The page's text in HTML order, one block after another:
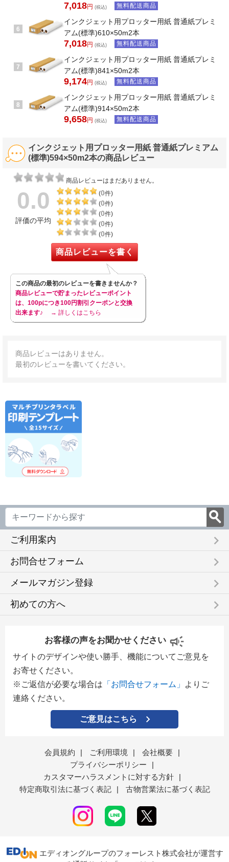
7,018円 (税込) 無料配送商品
6
インクジェット用プロッター用紙 普通紙プレミ
アム(標準)610×50m2本
7,018円 (税込) 無料配送商品
7
インクジェット用プロッター用紙 普通紙プレミ
アム(標準)841×50m2本
9,174円 (税込) 無料配送商品
8
インクジェット用プロッター用紙 普通紙プレミ
アム(標準)914×50m2本
9,658円 (税込) 無料配送商品
インクジェット用プロッター用紙 普通紙プレミアム
(標準)594×50m2本の商品レビュー
商品レビューはまだありません。
0.0
評価の平均
(0件)
(0件)
(0件)
(0件)
(0件)
商品レビューを書く
この商品の最初のレビューを書きませんか？
商品レビューで貯まったレビューポイント
は、100pにつき100円割引クーポンと交換
出来ます♪
→ 詳しくはこちら
商品レビューはありません。
最初のレビューを書いてください。
ご利用案内 keyboard_arrow_right
お問合せフォーム keyboard_arrow_right
メールマガジン登録 keyboard_arrow_right
初めての方へ keyboard_arrow_right
お客様の声をお聞かせください
サイトのデザインや使い勝手、機能についてご意見を
お寄せください。
※ご返信が必要な場合は 「お問合せフォーム」
よりご
連絡ください。
ご意見はこちら
会員規約 | ご利用環境 | 会社概要
|
プライバシーポリシー
|
カスタマーハラスメントに対する方針
|
特定商取引法に基づく表記
| 古物営業法に基づく表記
エディオングループのフォーレスト株式会社が運営す